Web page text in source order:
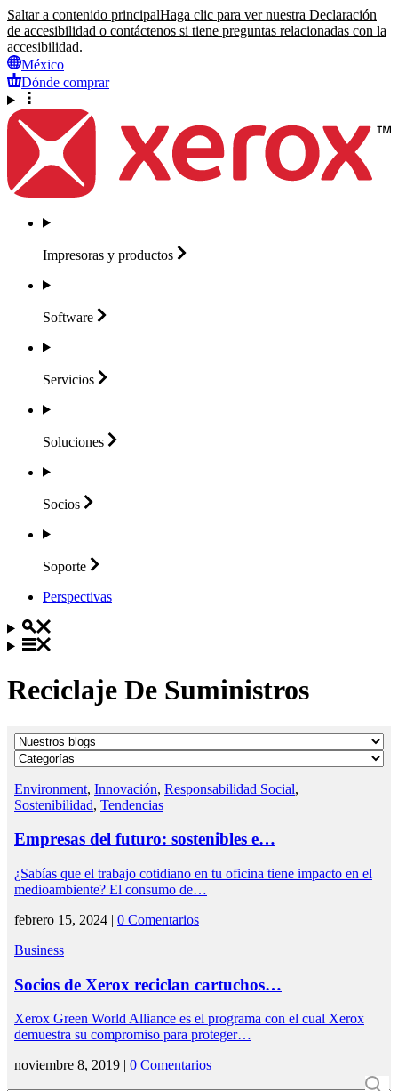
Saltar a contenido principalHaga clic para ver nuestra Declaración
de accesibilidad o contáctenos si tiene preguntas relacionadas con la
accesibilidad.
México
Dónde comprar
Impresoras y productos
Software
Servicios
Soluciones
Socios
Soporte
Perspectivas
Reciclaje De Suministros
Environment, Innovación, Responsabilidad Social,
Sostenibilidad, Tendencias
Empresas del futuro: sostenibles e…
¿Sabías que el trabajo cotidiano en tu oficina tiene impacto en el
medioambiente? El consumo de…
febrero 15, 2024 | 0 Comentarios
Business
Socios de Xerox reciclan cartuchos…
Xerox Green World Alliance es el programa con el cual Xerox
demuestra su compromiso para proteger…
noviembre 8, 2019 | 0 Comentarios